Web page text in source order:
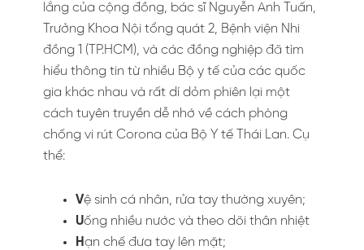
lắng của cộng đồng, bác sĩ Nguyễn Anh Tuấn,
Trưởng Khoa Nội tổng quát 2, Bệnh viện Nhi
đồng 1 (TP.HCM), và các đồng nghiệp đã tìm
hiểu thông tin từ nhiều Bộ y tế của các quốc
gia khác nhau và rất dí dỏm phiên lại một
cách tuyên truyền dễ nhớ về cách phòng
chống vi rút Corona của Bộ Y tế Thái Lan. Cụ
thể:
Vệ sinh cá nhân, rửa tay thường xuyên;
Uống nhiều nước và theo dõi thân nhiệt
Hạn chế đưa tay lên mặt;